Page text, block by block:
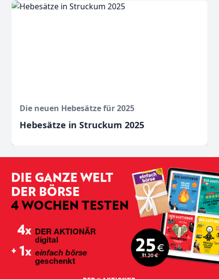
Die neuen Hebesätze für 2025
Hebesätze in Struckum 2025